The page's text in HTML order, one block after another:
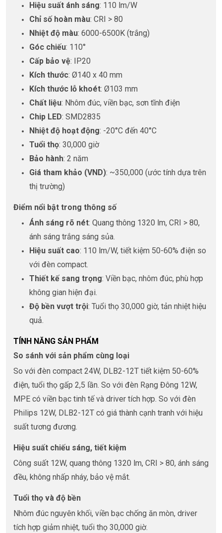
Hiệu suất ánh sáng: 110 lm/W
Chỉ số hoàn màu: CRI > 80
Nhiệt độ màu: 6000-6500K (trắng)
Góc chiếu: 110°
Cấp bảo vệ: IP20
Kích thước: Ø140 x 40 mm
Kích thước lỗ khoét: Ø103 mm
Chất liệu: Nhôm đúc, viền bạc, sơn tĩnh điện
Chip LED: SMD2835
Nhiệt độ hoạt động: -20°C đến 40°C
Tuổi thọ: 30,000 giờ
Bảo hành: 2 năm
Giá tham khảo (VND): ~350,000 (ước tính dựa trên
thị trường)
Điểm nổi bật trong thông số
Ánh sáng rõ nét: Quang thông 1320 lm, CRI > 80,
ánh sáng trắng sáng sủa.
Hiệu suất cao: 110 lm/W, tiết kiệm 50-60% điện so
với đèn compact.
Thiết kế sang trọng: Viền bạc, nhôm đúc, phù hợp
không gian hiện đại.
Độ bền vượt trội: Tuổi thọ 30,000 giờ, tản nhiệt hiệu
quả.
TÍNH NĂNG SẢN PHẨM
So sánh với sản phẩm cùng loại
So với đèn compact 24W, DLB2-12T tiết kiệm 50-60%
điện, tuổi thọ gấp 2,5 lần. So với đèn Rạng Đông 12W,
MPE có viền bạc tinh tế và driver tích hợp. So với đèn
Philips 12W, DLB2-12T có giá thành cạnh tranh với hiệu
suất tương đương.
Hiệu suất chiếu sáng, tiết kiệm
Công suất 12W, quang thông 1320 lm, CRI > 80, ánh sáng
đều, không nhấp nháy, bảo vệ mắt.
Tuổi thọ và độ bền
Nhôm đúc nguyên khối, viền bạc chống ăn mòn, driver
tích hợp giảm nhiệt, tuổi thọ 30,000 giờ.